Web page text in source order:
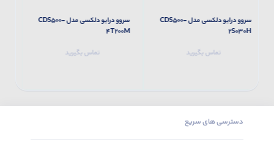
سروو درایو دلکسی مدل CDS500-
4T200M
تماس بگیرید
سروو درایو دلکسی مدل CDS500-
2T200M
تماس بگیرید
دسترسی های سریع